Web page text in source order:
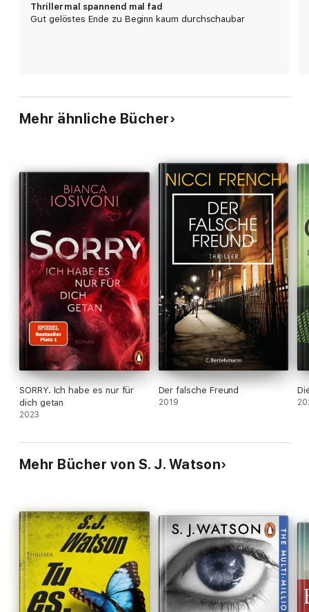
gelesen habe.« Tess Gerritsen
Thriller mal spannend mal fad
Gut gelöstes Ende zu Beginn kaum durchschaubar
Mehr ähnliche Bücher
SORRY. Ich habe es nur für
dich getan
2023
Der falsche Freund
2019
Mehr Bücher von S. J. Watson